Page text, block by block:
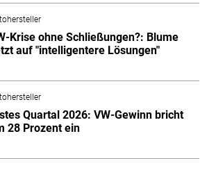
Krise ohne Schließungen?: Blume
auf "intelligentere Lösungen"
Quartal 2026: VW-Gewinn bricht
28 Prozent ein